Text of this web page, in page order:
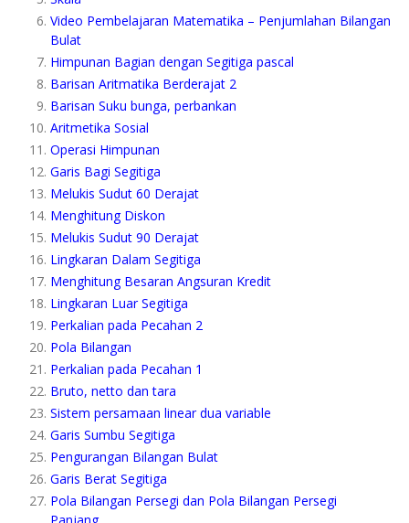
Video Pembelajaran Matematika – Penjumlahan Bilangan
Bulat
Himpunan Bagian dengan Segitiga pascal
Barisan Aritmatika Berderajat 2
Barisan Suku bunga, perbankan
Aritmetika Sosial
Operasi Himpunan
Garis Bagi Segitiga
Melukis Sudut 60 Derajat
Menghitung Diskon
Melukis Sudut 90 Derajat
Lingkaran Dalam Segitiga
Menghitung Besaran Angsuran Kredit
Lingkaran Luar Segitiga
Perkalian pada Pecahan 2
Pola Bilangan
Perkalian pada Pecahan 1
Bruto, netto dan tara
Sistem persamaan linear dua variable
Garis Sumbu Segitiga
Pengurangan Bilangan Bulat
Garis Berat Segitiga
Pola Bilangan Persegi dan Pola Bilangan Persegi